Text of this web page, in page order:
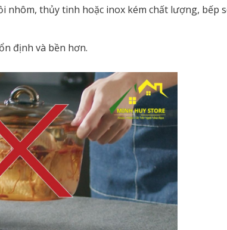
thủy tinh hoặc inox kém chất lượng, bếp
định và bền hơn.